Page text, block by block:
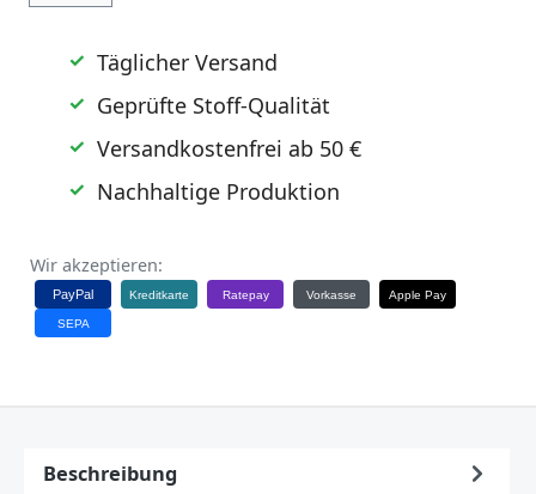
Täglicher Versand
Geprüfte Stoff-Qualität
Versandkostenfrei ab 50 €
Nachhaltige Produktion
Wir akzeptieren:
PayPal Kreditkarte Ratepay Vorkasse Apple Pay
SEPA
Beschreibung